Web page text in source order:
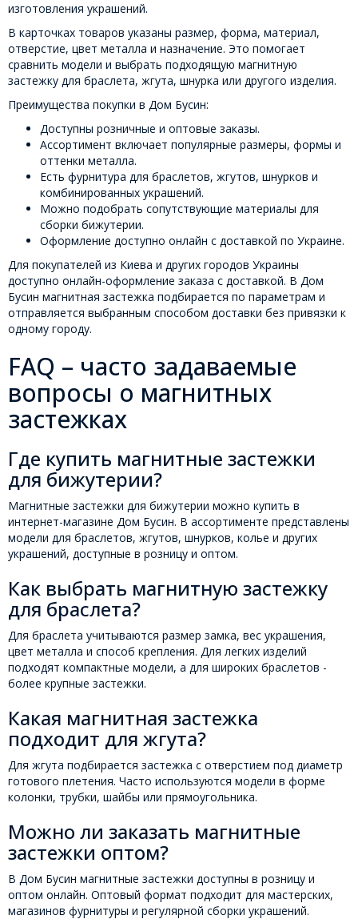
изготовления украшений.
В карточках товаров указаны размер, форма, материал,
отверстие, цвет металла и назначение. Это помогает
сравнить модели и выбрать подходящую магнитную
застежку для браслета, жгута, шнурка или другого изделия.
Преимущества покупки в Дом Бусин:
Доступны розничные и оптовые заказы.
Ассортимент включает популярные размеры, формы и
оттенки металла.
Есть фурнитура для браслетов, жгутов, шнурков и
комбинированных украшений.
Можно подобрать сопутствующие материалы для
сборки бижутерии.
Оформление доступно онлайн с доставкой по Украине.
Для покупателей из Киева и других городов Украины
доступно онлайн-оформление заказа с доставкой. В Дом
Бусин магнитная застежка подбирается по параметрам и
отправляется выбранным способом доставки без привязки к
одному городу.
FAQ – часто задаваемые
вопросы о магнитных
застежках
Где купить магнитные застежки
для бижутерии?
Магнитные застежки для бижутерии можно купить в
интернет-магазине Дом Бусин. В ассортименте представлены
модели для браслетов, жгутов, шнурков, колье и других
украшений, доступные в розницу и оптом.
Как выбрать магнитную застежку
для браслета?
Для браслета учитываются размер замка, вес украшения,
цвет металла и способ крепления. Для легких изделий
подходят компактные модели, а для широких браслетов -
более крупные застежки.
Какая магнитная застежка
подходит для жгута?
Для жгута подбирается застежка с отверстием под диаметр
готового плетения. Часто используются модели в форме
колонки, трубки, шайбы или прямоугольника.
Можно ли заказать магнитные
застежки оптом?
В Дом Бусин магнитные застежки доступны в розницу и
оптом онлайн. Оптовый формат подходит для мастерских,
магазинов фурнитуры и регулярной сборки украшений.